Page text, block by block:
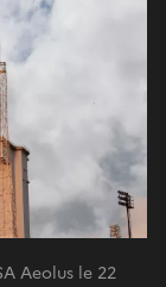
Aeolus le 22